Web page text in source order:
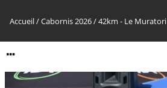
Accueil/Cabornis 2026/42km - Le Muratori